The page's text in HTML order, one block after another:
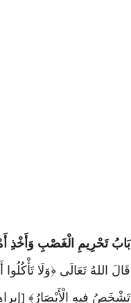
بَابُ تَحْرِيمِ الْغَصْبِ وَأَخْذِ
قَالَ اللهُ تَعَالَى ﴿وَلَا
تَشْخَصُ فِيهِ الْأَبْصَارُ﴾ [